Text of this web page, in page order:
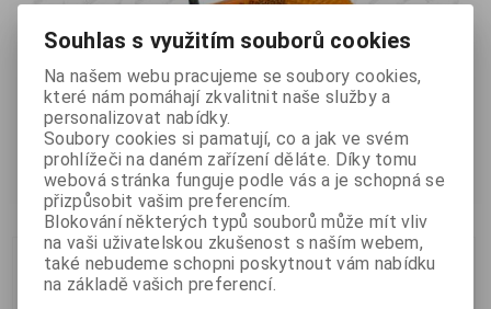
prev next
Souhlas s využitím souborů cookies
Na našem webu pracujeme se soubory cookies,
které nám pomáhají zkvalitnit naše služby a
personalizovat nabídky.
Soubory cookies si pamatují, co a jak ve svém
prohlížeči na daném zařízení děláte. Díky tomu
webová stránka funguje podle vás a je schopná se
přizpůsobit vašim preferencím.
Blokování některých typů souborů může mít vliv
na vaši uživatelskou zkušenost s naším webem,
také nebudeme schopni poskytnout vám nabídku
na základě vašich preferencí.